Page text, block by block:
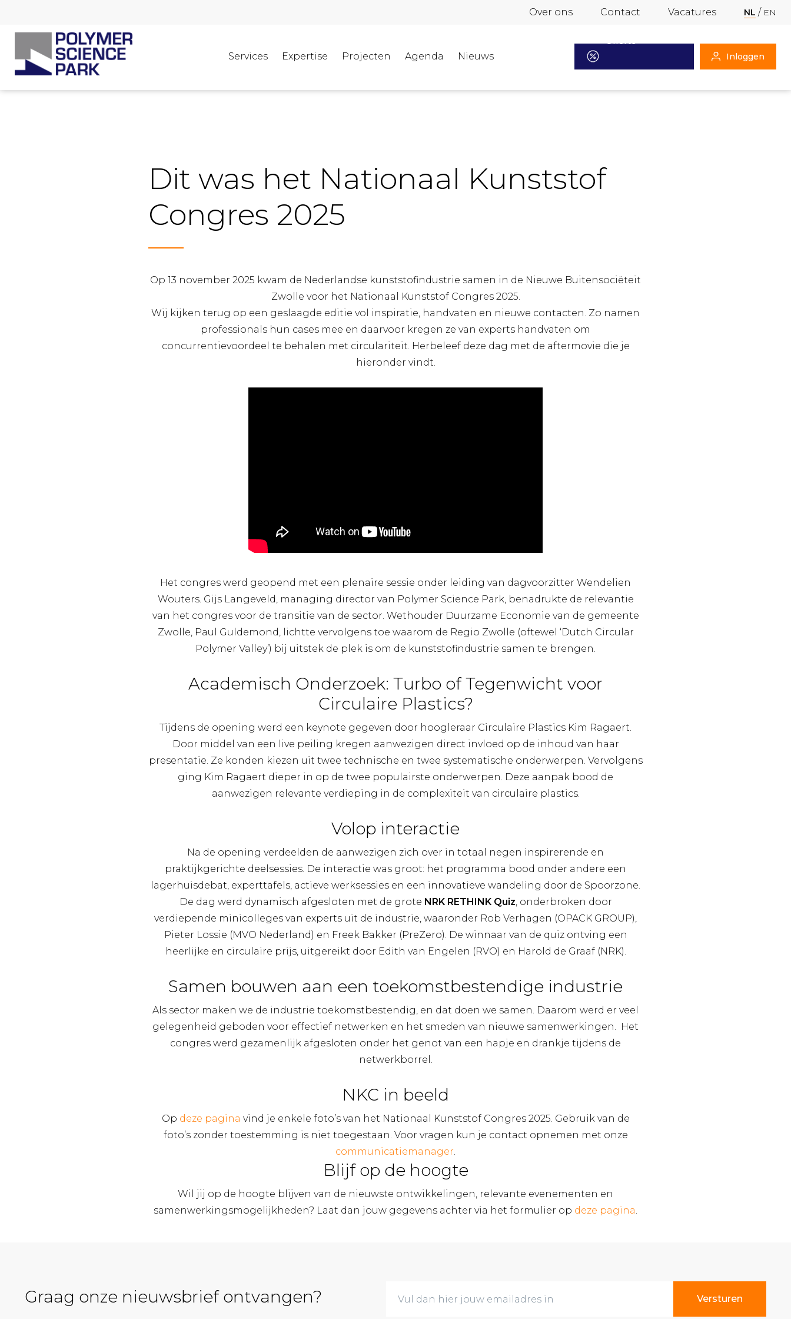
Over ons Contact Vacatures NL EN
Services Expertise Projecten Agenda Nieuws
Offerte
aanvragen
Inloggen
Dit was het Nationaal Kunststof
Congres 2025
Op 13 november 2025 kwam de Nederlandse kunststofindustrie samen in de Nieuwe Buitensociëteit
Zwolle voor het Nationaal Kunststof Congres 2025.
Wij kijken terug op een geslaagde editie vol inspiratie, handvaten en nieuwe contacten. Zo namen
professionals hun cases mee en daarvoor kregen ze van experts handvaten om
concurrentievoordeel te behalen met circulariteit. Herbeleef deze dag met de aftermovie die je
hieronder vindt.
Het congres werd geopend met een plenaire sessie onder leiding van dagvoorzitter Wendelien
Wouters. Gijs Langeveld, managing director van Polymer Science Park, benadrukte de relevantie
van het congres voor de transitie van de sector. Wethouder Duurzame Economie van de gemeente
Zwolle, Paul Guldemond, lichtte vervolgens toe waarom de Regio Zwolle (oftewel ‘Dutch Circular
Polymer Valley’) bij uitstek de plek is om de kunststofindustrie samen te brengen.
Academisch Onderzoek: Turbo of Tegenwicht voor
Circulaire Plastics?
Tijdens de opening werd een keynote gegeven door hoogleraar Circulaire Plastics Kim Ragaert.
Door middel van een live peiling kregen aanwezigen direct invloed op de inhoud van haar
presentatie. Ze konden kiezen uit twee technische en twee systematische onderwerpen. Vervolgens
ging Kim Ragaert dieper in op de twee populairste onderwerpen. Deze aanpak bood de
aanwezigen relevante verdieping in de complexiteit van circulaire plastics.
Volop interactie
Na de opening verdeelden de aanwezigen zich over in totaal negen inspirerende en
praktijkgerichte deelsessies. De interactie was groot: het programma bood onder andere een
lagerhuisdebat, experttafels, actieve werksessies en een innovatieve wandeling door de Spoorzone.
De dag werd dynamisch afgesloten met de grote NRK RETHINK Quiz, onderbroken door
verdiepende minicolleges van experts uit de industrie, waaronder Rob Verhagen (OPACK GROUP),
Pieter Lossie (MVO Nederland) en Freek Bakker (PreZero). De winnaar van de quiz ontving een
heerlijke en circulaire prijs, uitgereikt door Edith van Engelen (RVO) en Harold de Graaf (NRK).
Samen bouwen aan een toekomstbestendige industrie
Als sector maken we de industrie toekomstbestendig, en dat doen we samen. Daarom werd er veel
gelegenheid geboden voor effectief netwerken en het smeden van nieuwe samenwerkingen. Het
congres werd gezamenlijk afgesloten onder het genot van een hapje en drankje tijdens de
netwerkborrel.
NKC in beeld
Op deze pagina vind je enkele foto’s van het Nationaal Kunststof Congres 2025. Gebruik van de
foto’s zonder toestemming is niet toegestaan. Voor vragen kun je contact opnemen met onze
communicatiemanager.
Blijf op de hoogte
Wil jij op de hoogte blijven van de nieuwste ontwikkelingen, relevante evenementen en
samenwerkingsmogelijkheden? Laat dan jouw gegevens achter via het formulier op deze pagina.
Graag onze nieuwsbrief ontvangen?